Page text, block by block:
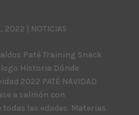
2022 NOTICIAS
Paté Training Snack
Historia Dónde
2022 PATÉ NAVIDAD
a salmón con
las edades. Materias